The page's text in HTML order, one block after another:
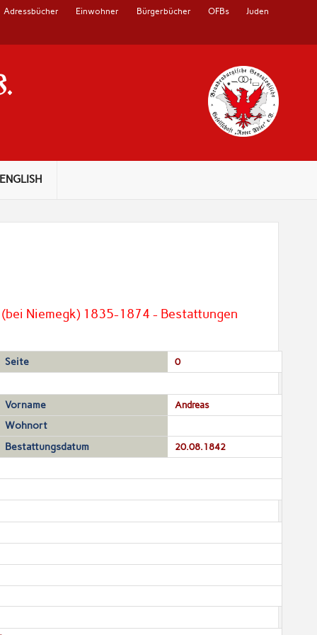
Adressbücher Einwohner Bürgerbücher OFBs Juden
ENGLISH
Niemegk) 1835-1874 - Bestattungen
Seite 0
Vorname Andreas
Wohnort
Bestattungsdatum
20.08.1842